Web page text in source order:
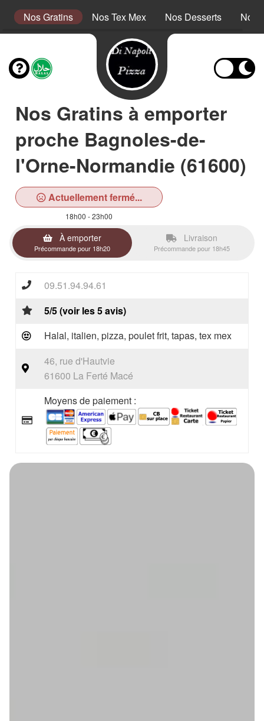
Nos Gratins Nos Tex Mex Nos Desserts Nos
Nos Gratins à emporter
proche Bagnoles-de-
l'Orne-Normandie (61600)
Actuellement fermé...
18h00 - 23h00
À emporter
Précommande pour 18h20
Livraison
Précommande pour 18h45
09.51.94.94.61
5/5 (voir les 5 avis)
Halal, italien, pizza, poulet frit, tapas, tex mex
46, rue d'Hautvie
61600 La Ferté Macé
Moyens de paiement :